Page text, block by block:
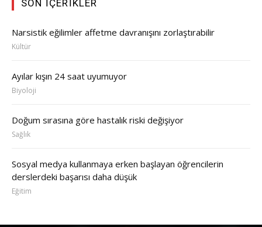
SON İÇERIKLER
Narsistik eğilimler affetme davranışını zorlaştırabilir
Kültür
Ayılar kışın 24 saat uyumuyor
Biyoloji
Doğum sırasına göre hastalık riski değişiyor
Sağlık
Sosyal medya kullanmaya erken başlayan öğrencilerin
derslerdeki başarısı daha düşük
Eğitim